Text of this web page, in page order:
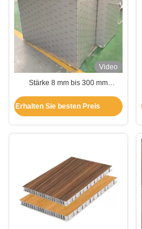
Video
Stärke 8 mm bis 300 mm
Erhalten Sie besten Preis